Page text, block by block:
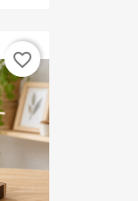
favorite_border